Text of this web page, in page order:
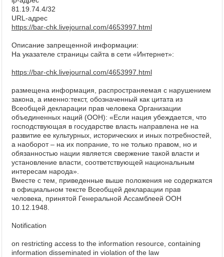
81.19.74.4/32
URL-адрес
https://bar-chk.livejournal.com/4653997.html
Описание запрещенной информации:
На указателе страницы сайта в сети «Интернет»:
https://bar-chk.livejournal.com/4653997.html
размещена информация, распространяемая с нарушением
закона, а именно:текст, обозначенный как цитата из
Всеобщей декларации прав человека Организации
объединенных наций (ООН): «Если нация убеждается, что
господствующая в государстве власть направлена не на
развитие ее культурных, исторических и иных потребностей,
а наоборот – на их попрание, то не только правом, но и
обязанностью нации является свержение такой власти и
установление власти, соответствующей национальным
интересам народа».
Вместе с тем, приведенные выше положения не содержатся
в официальном тексте Всеобщей декларации прав
человека, принятой Генеральной Ассамблеей ООН
10.12.1948.
Notification
on restricting access to the information resource, containing
information disseminated in violation of the law